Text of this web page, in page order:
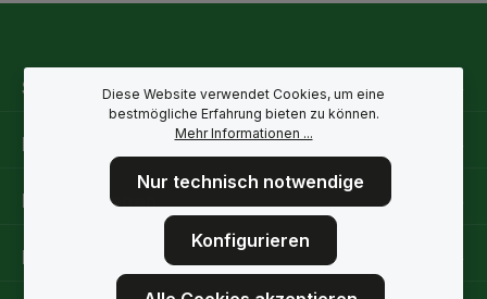
Service-Hotline
Rechtliche Hinweise
Informationen
Folge uns
Diese Website verwendet Cookies, um eine
bestmögliche Erfahrung bieten zu können.
Mehr Informationen ...
Nur technisch notwendige
Konfigurieren